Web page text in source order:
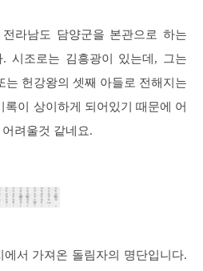
라남도 담양군을 본관으로 하는
시조로는 김흥광이 있는데, 그는
는 헌강왕의 셋째 아들로 전해지는
록이 상이하게 되어있기 때문에 어
려울것 같네요.
서 가져온 돌림자의 명단입니다.